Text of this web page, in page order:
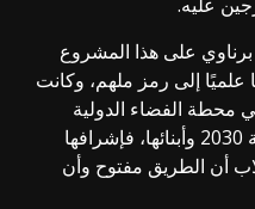
على هذا المشروع
علميًا إلى رمز ملهم، وكانت
محطة الفضاء الدولية
عنوانًا لعقد جديد بين رؤية المملكة 2030 وأبنائها، فإشرافها
أن الطريق مفتوح وأن